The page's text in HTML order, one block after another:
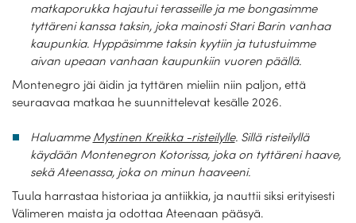
matkaporukka hajautui terasseille ja me bongasimme
tyttäreni kanssa taksin, joka mainosti Stari Barin vanhaa
kaupunkia. Hyppäsimme taksin kyytiin ja tutustuimme
aivan upeaan vanhaan kaupunkiin vuoren päällä.
Montenegro jäi äidin ja tyttären mieliin niin paljon, että
seuraavaa matkaa he suunnittelevat kesälle 2026.
Haluamme Mystinen Kreikka -risteilylle. Sillä risteilyllä
käydään Montenegron Kotorissa, joka on tyttäreni haave,
sekä Ateenassa, joka on minun haaveeni.
Tuula harrastaa historiaa ja antiikkia, ja nauttii siksi erityisesti
Välimeren maista ja odottaa Ateenaan pääsyä.